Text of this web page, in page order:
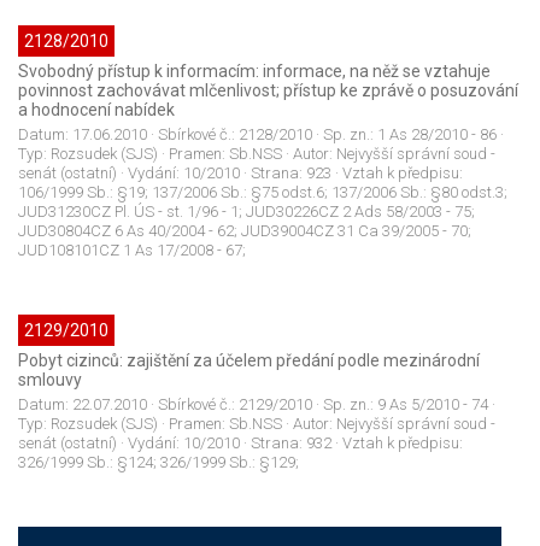
2128/2010
Svobodný přístup k informacím: informace, na něž se vztahuje
povinnost zachovávat mlčenlivost; přístup ke zprávě o posuzování
a hodnocení nabídek
Datum: 17.06.2010 · Sbírkové č.: 2128/2010 · Sp. zn.: 1 As 28/2010 - 86 ·
Typ: Rozsudek (SJS) · Pramen: Sb.NSS · Autor: Nejvyšší správní soud -
senát (ostatní) · Vydání: 10/2010 · Strana: 923 · Vztah k předpisu:
106/1999 Sb.: §19; 137/2006 Sb.: §75 odst.6; 137/2006 Sb.: §80 odst.3;
JUD31230CZ Pl. ÚS - st. 1/96 - 1; JUD30226CZ 2 Ads 58/2003 - 75;
JUD30804CZ 6 As 40/2004 - 62; JUD39004CZ 31 Ca 39/2005 - 70;
JUD108101CZ 1 As 17/2008 - 67;
2129/2010
Pobyt cizinců: zajištění za účelem předání podle mezinárodní
smlouvy
Datum: 22.07.2010 · Sbírkové č.: 2129/2010 · Sp. zn.: 9 As 5/2010 - 74·
Typ: Rozsudek (SJS) · Pramen: Sb.NSS · Autor: Nejvyšší správní soud -
senát (ostatní) · Vydání: 10/2010 · Strana: 932· Vztah k předpisu:
326/1999 Sb.: §124; 326/1999 Sb.: §129;